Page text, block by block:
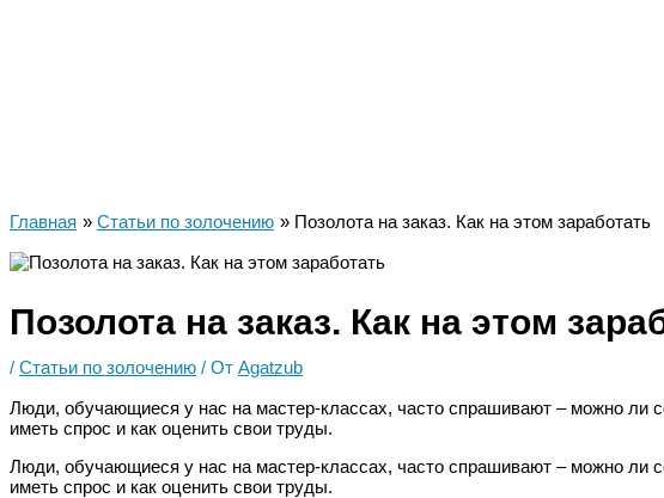
Главная Статьи по золочению Позолота на заказ. Как на этом заработать
Позолота на заказ. Как на этом
/ Статьи по золочению / От Agatzub
Люди, обучающиеся у нас на мастер-классах, часто спрашивают – можно ли
иметь спрос и как оценить свои труды.
Люди, обучающиеся у нас на мастер-классах, часто спрашивают – можно ли
иметь спрос и как оценить свои труды.